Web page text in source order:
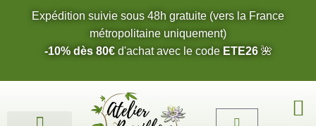
Expédition suivie sous 48h gratuite (vers la France
métropolitaine uniquement)
-10% dès 80€d'achat avec le code ETE26🌺